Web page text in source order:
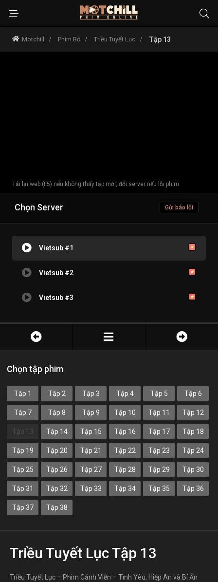
Motchill Phim Bộ Triều Tuyết Lục Tập 13
Tải lại web (F5) nếu không thấy tập mới, đổi server nếu lỗi phim
Chọn Server Gửi báo lỗi
Vietsub #1
Vietsub #2
Vietsub #3
Chọn tập phim
Tập 1 Tập 2 Tập 3 Tập 4 Tập 5 Tập 6
Tập 7 Tập 8 Tập 9 Tập 10 Tập 11 Tập 12
Tập 13 Tập 14 Tập 15 Tập 16 Tập 17 Tập 18
Tập 19 Tập 20 Tập 21 Tập 22 Tập 23 Tập 24
Tập 25 Tập 26 Tập 27 Tập 28 Tập 29 Tập 30
Tập 31 Tập 32 Tập 33 Tập 34 Tập 35 Tập 36
Tập 37 Tập 38
Triều Tuyết Lục Tập 13
Triều Tuyết Lục – Phim Cảnh Viễn – Tình Yêu, Hiệp An và Bí Ẩn